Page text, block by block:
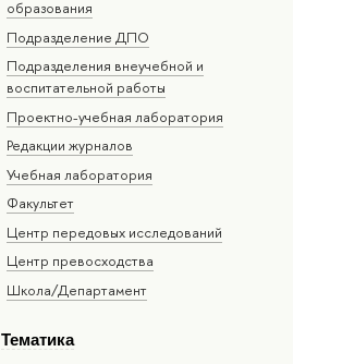
образования
Подразделение ДПО
Подразделения внеучебной и
воспитательной работы
Проектно-учебная лаборатория
Редакции журналов
Учебная лаборатория
Факультет
Центр передовых исследований
Центр превосходства
Школа/Департамент
Тематика